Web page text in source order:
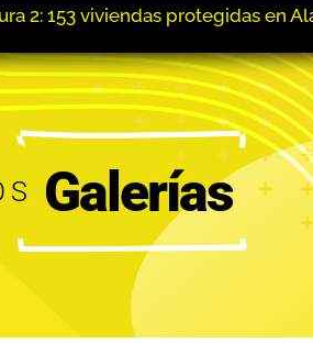
el cartel de completo en su
Galerías